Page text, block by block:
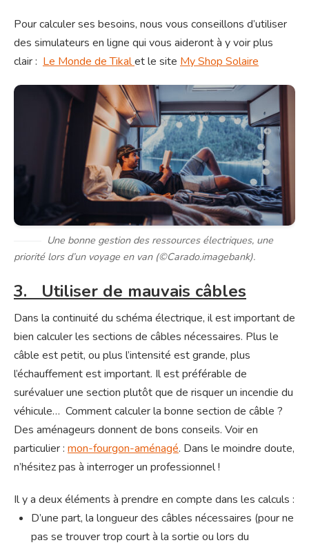
Pour calculer ses besoins, nous vous conseillons d’utiliser
des simulateurs en ligne qui vous aideront à y voir plus
clair : Le Monde de Tikalet le site My Shop Solaire
Une bonne gestion des ressources électriques, une
priorité lors d’un voyage en van (©️Carado.imagebank).
3. Utiliser de mauvais câbles
Dans la continuité du schéma électrique, il est important de
bien calculer les sections de câbles nécessaires. Plus le
câble est petit, ou plus l’intensité est grande, plus
l’échauffement est important. Il est préférable de
surévaluer une section plutôt que de risquer un incendie du
véhicule… Comment calculer la bonne section de câble ?
Des aménageurs donnent de bons conseils. Voir en
particulier : mon-fourgon-aménagé. Dans le moindre doute,
n’hésitez pas à interroger un professionnel !
Il y a deux éléments à prendre en compte dans les calculs :
D’une part, la longueur des câbles nécessaires (pour ne
pas se trouver trop court à la sortie ou lors du